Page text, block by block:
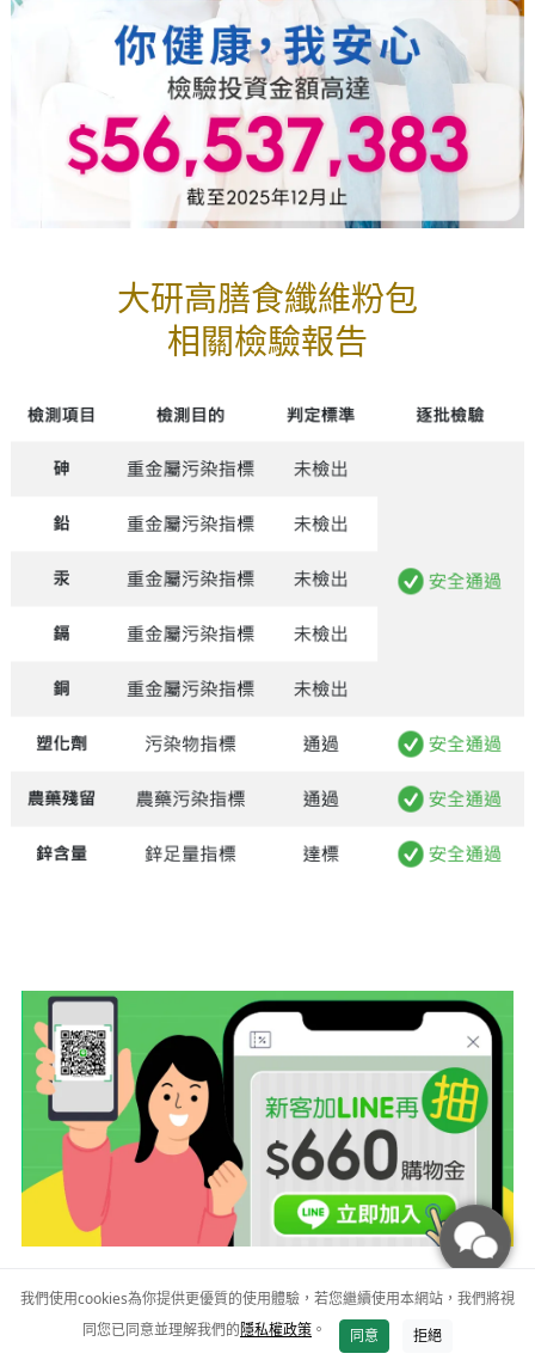
加入購物車
大研高膳食纖維粉包
相關檢驗報告
我們使用cookies為你提供更優質的使用體驗，若您繼續使用本網站，我們將視
同您已同意並理解我們的隱私權政策 。 同意 拒絕